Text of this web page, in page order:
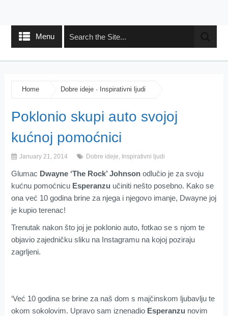
Menu
Home Dobre ideje· Inspirativni ljudi
Poklonio skupi auto svojoj
kućnoj pomoćnici
January 21, 2014 Dobre ideje, Inspirativni ljudi
Glumac Dwayne ‘The Rock’ Johnsonodlučio je za svoju
kućnu pomoćnicu Esperanzu učiniti nešto posebno. Kako se
ona već 10 godina brine za njega i njegovo imanje, Dwayne joj
je kupio terenac!
Trenutak nakon što joj je poklonio auto, fotkao se s njom te
objavio zajedničku sliku na Instagramu na kojoj poziraju
zagrljeni.
‘Već 10 godina se brine za naš dom s majčinskom ljubavlju te
okom sokolovim. Upravo sam iznenadio Esperanzu novim